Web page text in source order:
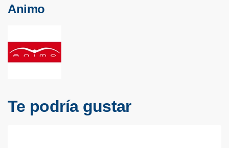
Animo
Te podría gustar